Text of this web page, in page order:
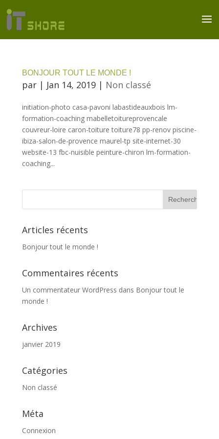
BONJOUR TOUT LE MONDE !
par | Jan 14, 2019| Non classé
initiation-photo casa-pavoni labastideauxbois lm-
formation-coaching mabelletoitureprovencale
couvreur-loire caron-toiture toiture78 pp-renov piscine-
ibiza-salon-de-provence maurel-tp site-internet-30
website-13 fbc-nuisible peinture-chiron lm-formation-
coaching...
Articles récents
Bonjour tout le monde !
Commentaires récents
Un commentateur WordPress dans Bonjour tout le
monde !
Archives
janvier 2019
Catégories
Non classé
Méta
Connexion